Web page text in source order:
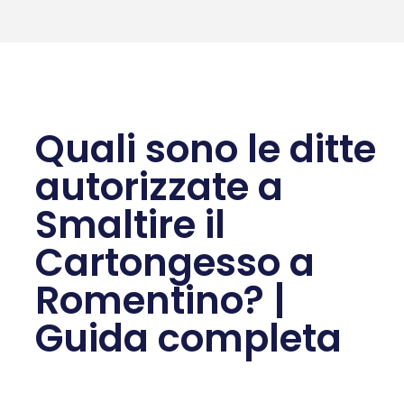
Quali sono le ditte
autorizzate a
Smaltire il
Cartongesso a
Romentino? |
Guida completa